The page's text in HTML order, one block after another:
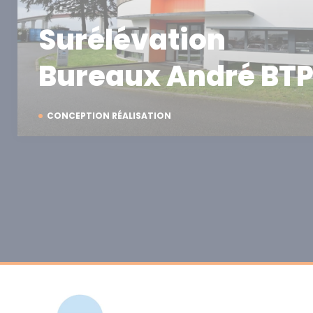
CONCEPTION RÉALISATION
Surélévation
Bureaux André BTP